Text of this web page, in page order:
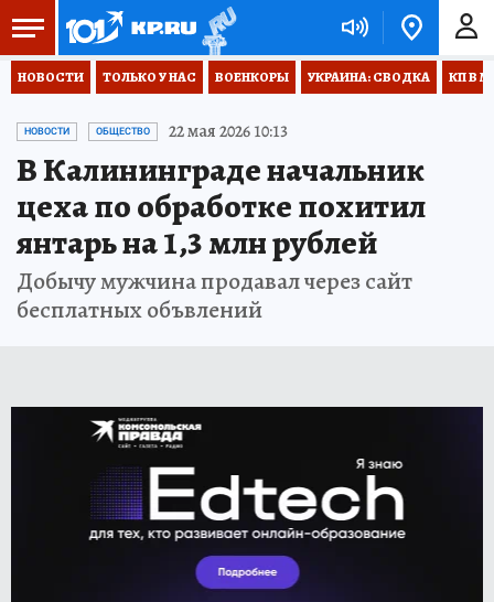
НОВОСТИ ТОЛЬКО У НАС ВОЕНКОРЫ УКРАИНА: СВОДКА КП В
НОВОСТИ ОБЩЕСТВО 22 мая 2026 10:13
В Калининграде начальник
цеха по обработке похитил
янтарь на 1,3 млн рублей
Добычу мужчина продавал через сайт
бесплатных объвлений